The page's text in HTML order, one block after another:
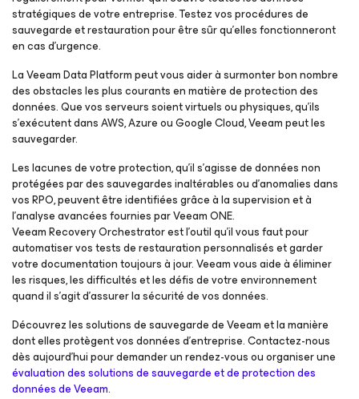
stratégiques de votre entreprise. Testez vos procédures de
sauvegarde et restauration pour être sûr qu’elles fonctionneront
en cas d’urgence.
La Veeam Data Platform peut vous aider à surmonter bon nombre
des obstacles les plus courants en matière de protection des
données. Que vos serveurs soient virtuels ou physiques, qu’ils
s’exécutent dans AWS, Azure ou Google Cloud, Veeam peut les
sauvegarder.
Les lacunes de votre protection, qu’il s’agisse de données non
protégées par des sauvegardes inaltérables ou d’anomalies dans
vos RPO, peuvent être identifiées grâce à la supervision et à
l’analyse avancées fournies par Veeam ONE.
Veeam Recovery Orchestrator est l’outil qu’il vous faut pour
automatiser vos tests de restauration personnalisés et garder
votre documentation toujours à jour. Veeam vous aide à éliminer
les risques, les difficultés et les défis de votre environnement
quand il s’agit d’assurer la sécurité de vos données.
Découvrez les solutions de sauvegarde de Veeam et la manière
dont elles protègent vos données d’entreprise. Contactez-nous
dès aujourd’hui pour demander un rendez-vous ou organiser une
évaluation des solutions de sauvegarde et de protection des
données de Veeam.